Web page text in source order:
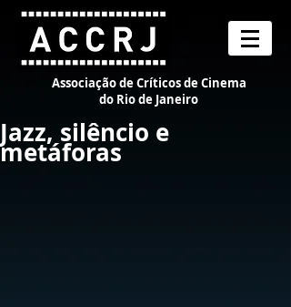
Associação de Críticos de Cinema
do Rio de Janeiro
Jazz, silêncio e
metáforas